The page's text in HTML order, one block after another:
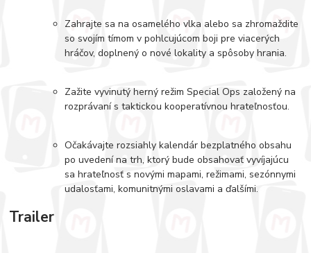
Zahrajte sa na osamelého vlka alebo sa zhromaždite
so svojím tímom v pohlcujúcom boji pre viacerých
hráčov, doplnený o nové lokality a spôsoby hrania.
Zažite vyvinutý herný režim Special Ops založený na
rozprávaní s taktickou kooperatívnou hrateľnosťou.
Očakávajte rozsiahly kalendár bezplatného obsahu
po uvedení na trh, ktorý bude obsahovať vyvíjajúcu
sa hrateľnosť s novými mapami, režimami, sezónnymi
udalosťami, komunitnými oslavami a ďalšími.
Trailer